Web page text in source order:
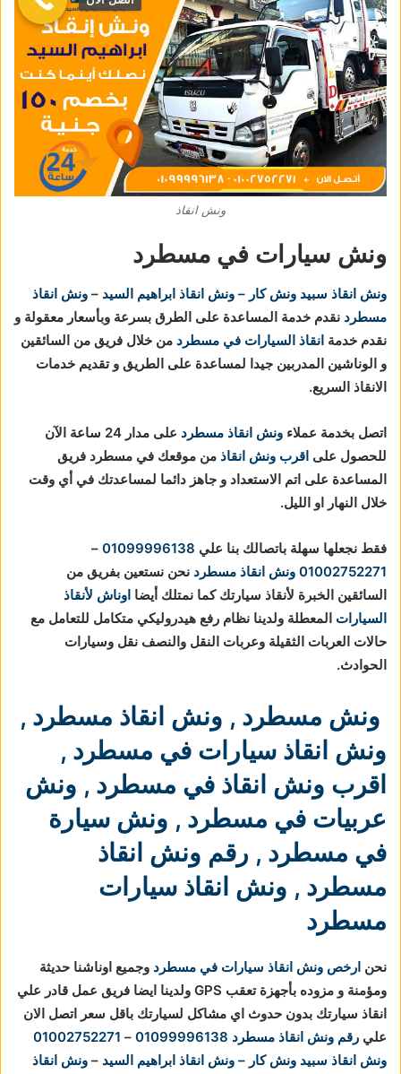
ونش انقاذ
ونش سيارات في مسطرد
ونش انقاذ سبيد ونش كار – ونش انقاذ ابراهيم السيد – ونش انقاذ
مسطرد نقدم خدمة المساعدة على الطرق بسرعة وبأسعار معقولة و
نقدم خدمة انقاذ السيارات في مسطرد من خلال فريق من السائقين
و الوناشين المدربين جيدا لمساعدة على الطريق و تقديم خدمات
الانقاذ السريع.
اتصل بخدمة عملاء ونش انقاذ مسطرد
على مدار 24 ساعة الآن
للحصول على اقرب ونش انقاذ من موقعك في مسطرد فريق
المساعدة على اتم الاستعداد و جاهز دائما لمساعدتك في أي وقت
خلال النهار او الليل.
فقط نجعلها سهلة باتصالك بنا علي 01099996138
–
01002752271 ونش انقاذ مسطرد نحن نستعين بفريق من
السائقين الخبرة لأنقاذ سيارتك كما نمتلك أيضا اوناش لأنقاذ
السيارات المعطلة ولدينا نظام رفع هيدروليكي متكامل للتعامل مع
حالات العربات الثقيلة وعربات النقل والنصف نقل وسيارات
الحوادث.
ونش مسطرد , ونش انقاذ مسطرد ,
ونش انقاذ سيارات في مسطرد ,
اقرب ونش انقاذ في مسطرد , ونش
عربيات في مسطرد , ونش سيارة
في مسطرد , رقم ونش انقاذ
مسطرد , ونش انقاذ سيارات
مسطرد
نحن ارخص ونش انقاذ سيارات في مسطرد وجميع اوناشنا حديثة
ومؤمنة و مزوده بأجهزة تعقب GPS ولدينا ايضا فريق عمل قادر علي
انقاذ سيارتك بدون حدوث اي مشاكل لسيارتك باقل سعر اتصل الان
علي رقم ونش انقاذ مسطرد 01099996138
–
01002752271
ونش انقاذ سبيد ونش كار – ونش انقاذ ابراهيم السيد – ونش انقاذ